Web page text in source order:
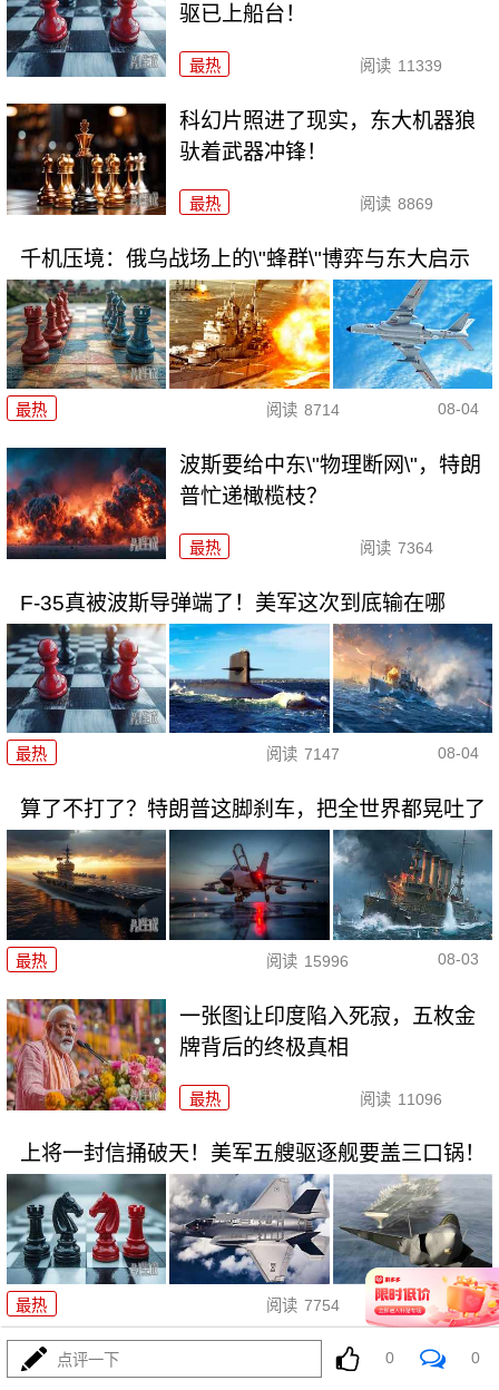
驱已上船台！
最热 阅读 11339
科幻片照进了现实，东大机器狼
驮着武器冲锋！
最热 阅读 8869
千机压境：俄乌战场上的\"蜂群\"博弈与东大启示
最热 阅读 8714 08-04
波斯要给中东\"物理断网\"，特朗
普忙递橄榄枝？
最热 阅读 7364
F-35真被波斯导弹端了！美军这次到底输在哪
最热 阅读 7147 08-04
算了不打了？特朗普这脚刹车，把全世界都晃吐了
最热 阅读 15996 08-03
一张图让印度陷入死寂，五枚金
牌背后的终极真相
最热 阅读 11096
上将一封信捅破天！美军五艘驱逐舰要盖三口锅！
最热 阅读 7754 08-03
特朗普要对伊朗动手？最狠的还
点评一下 0 0